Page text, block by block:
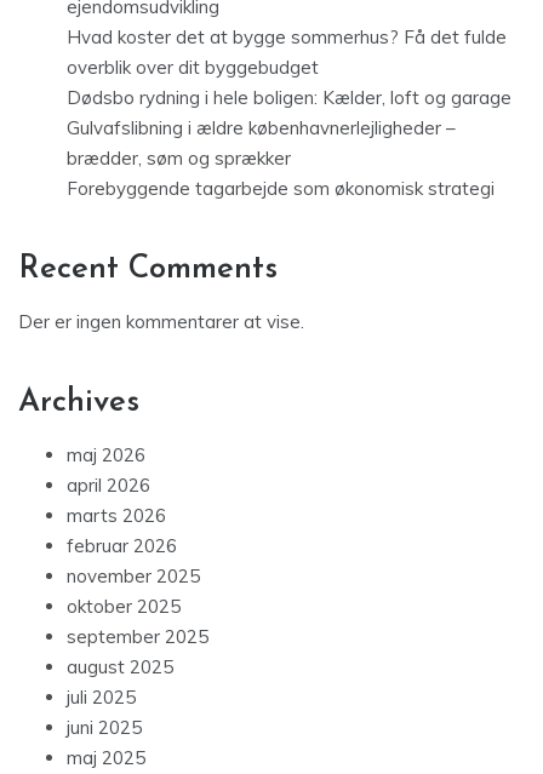
ejendomsudvikling
Hvad koster det at bygge sommerhus? Få det fulde
overblik over dit byggebudget
Dødsbo rydning i hele boligen: Kælder, loft og garage
Gulvafslibning i ældre københavnerlejligheder –
brædder, søm og sprækker
Forebyggende tagarbejde som økonomisk strategi
Recent Comments
Der er ingen kommentarer at vise.
Archives
maj 2026
april 2026
marts 2026
februar 2026
november 2025
oktober 2025
september 2025
august 2025
juli 2025
juni 2025
maj 2025